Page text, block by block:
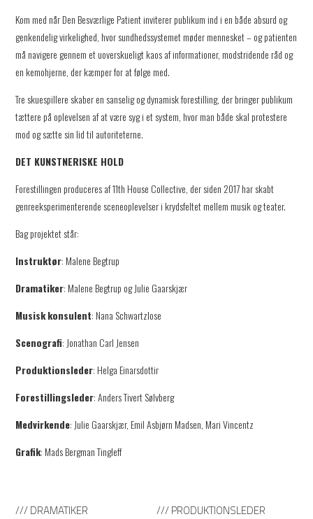
Kom med når Den Besværlige Patient inviterer publikum ind i en både absurd og
genkendelig virkelighed, hvor sundhedssystemet møder mennesket – og patienten
må navigere gennem et uoverskueligt kaos af informationer, modstridende råd og
en kemohjerne, der kæmper for at følge med.
Tre skuespillere skaber en sanselig og dynamisk forestilling, der bringer publikum
tættere på oplevelsen af at være syg i et system, hvor man både skal protestere
mod og sætte sin lid til autoriteterne.
DET KUNSTNERISKE HOLD
Forestillingen produceres af 11th House Collective, der siden 2017 har skabt
genreeksperimenterende sceneoplevelser i krydsfeltet mellem musik og teater.
Bag projektet står:
Instruktør: Malene Begtrup
Dramatiker: Malene Begtrup og Julie Gaarskjær
Musiskkonsulent: Nana Schwartzlose
Scenografi: Jonathan Carl Jensen
Produktionsleder: Helga Einarsdottir
Forestillingsleder: Anders Tivert Sølvberg
Medvirkende: Julie Gaarskjær, Emil Asbjørn Madsen, Mari Vincentz
Grafik: Mads Bergman Tingleff
/// DRAMATIKER /// PRODUKTIONSLEDER